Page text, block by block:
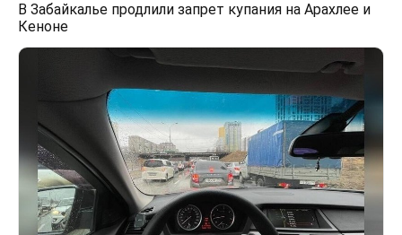
В Забайкалье продлили запрет купания на Арахлее и
Кеноне